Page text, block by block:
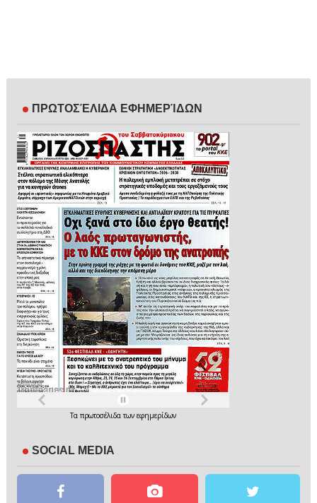
ΠΡΩΤΟΣΈΛΙΔΑ ΕΦΗΜΕΡΊΔΩΝ
Τα πρωτοσέλιδατων εφημερίδων
SOCIAL MEDIA